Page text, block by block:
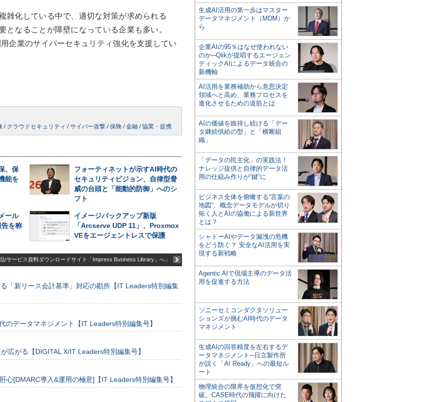
化している中で、適切な対策が求められる
となることが障壁になっている企業も多い。
企業のサイバーセキュリティ強化を支援してい
/ クラウドセキュリティ /サイバー攻撃 /保険 /金融 /協業・提携
、保
能を
フォーティネットが示すAI時代の
セキュリティビジョン、自律型脅
威の台頭と「能動的防御」へのシ
フト
ール
を称
イメージバックアップ新版
「Arcserve UDP 11」、Proxmox
VEをエージェントレスで保護
品/サービス資料ダウンロードサイト「Impress Business Library」へ」
「新リース会計基準」対応の勘所【IT Leaders特別編集
データマネジメント【IT Leaders特別編集号】
広がる【DIGITAL X/IT Leaders特別編集号】
心[DMARC導入&運用の極意]【IT Leaders特別編集号】
生成AI活用の第一歩はマスター
データマネジメント（MDM）か
ら
企業AIの95％はなぜ使われない
のか─Qlikが提唱するエージェン
ティックAIによるデータ統合の
新機軸
AI活用を業務補助から意思決定
領域へと高め、業務プロセスを
進化させるための道筋とは
AIの価値を維持し続ける「デー
タ継続供給の型」と「横断組
織」
「データの民主化」の実践法！
ナレッジ提供と自律的データ活
用の仕組み作りが“鍵”に
ビジネス全体を俯瞰する“言葉の
地図”、概念データモデルが切り
拓く人とAIの協働による新世界
とは？
シャドーAIやデータ漏洩の危機
をどう防ぐ？ 安全なAI活用を実
現する新戦略
Agentic AIで現場主導のデータ活
用を促進する方法
ソニーセミコンダクタソリュー
ションズが挑むAI時代のデータ
マネジメント
生成AIの回答精度を左右するデ
ータマネジメント─日立製作所
が説く「AI Ready」への最短ル
ート
物理統合の限界を仮想化で突
破。CASE時代の飛躍に向けた